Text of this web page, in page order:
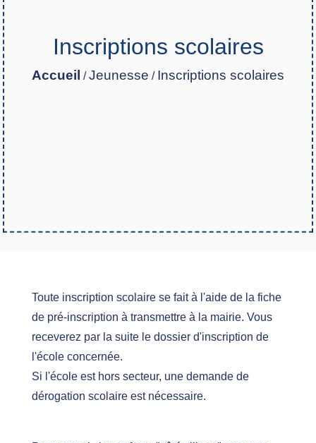
Inscriptions scolaires
Accueil /Jeunesse / Inscriptions scolaires
Toute inscription scolaire se fait à l'aide de la fiche
de pré-inscription à transmettre à la mairie. Vous
receverez par la suite le dossier d'inscription de
l'école concernée.
Si l'école est hors secteur, une demande de
dérogation scolaire est nécessaire.